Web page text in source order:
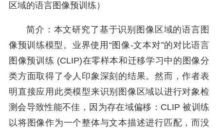
区域的语言图像预训练）
简介：本文研究了基于识别图像区域的语言图
像预训练模型。业界使用“图像-文本对”的对比语言
图像预训练 (CLIP)在零样本和迁移学习中的图像分
类方面取得了令人印象深刻的结果。然而，作者表
明直接应用此类模型来识别图像区域以进行对象检
测会导致性能不佳，因为存在域偏移：CLIP 被训练
以将图像作为一个整体与文本描述进行匹配，而没